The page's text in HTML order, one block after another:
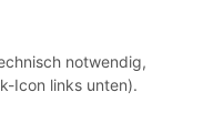
notwendig,
Icon links unten).